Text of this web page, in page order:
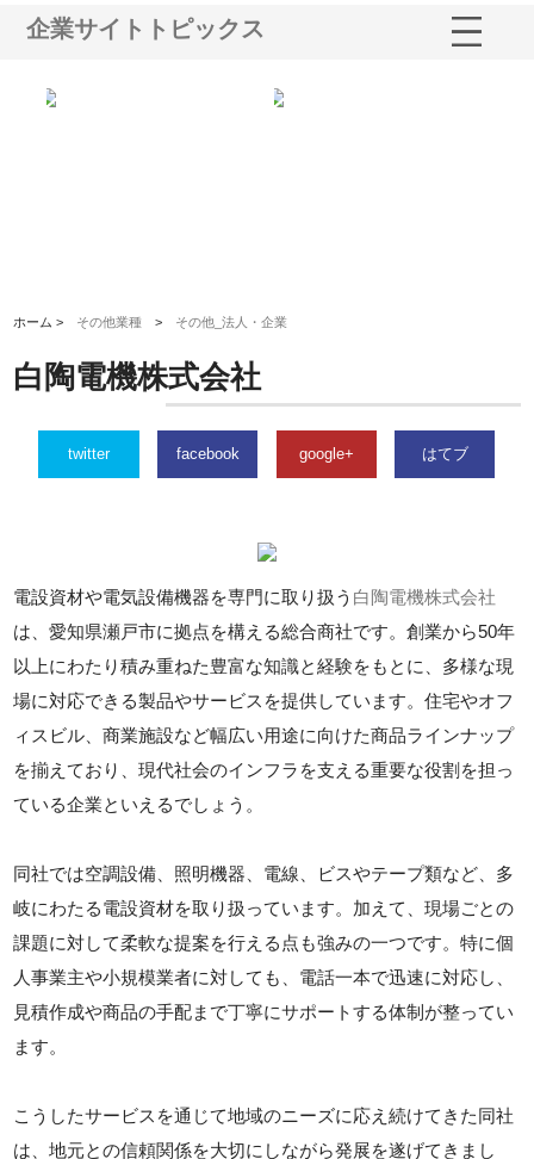
企業サイトトピックス
ホーム > その他業種 > その他_法人・企業
白陶電機株式会社
twitter facebook google+ はてブ
電設資材や電気設備機器を専門に取り扱う 白陶電機株式会社
は、愛知県瀬戸市に拠点を構える総合商社です。創業から50年
以上にわたり積み重ねた豊富な知識と経験をもとに、多様な現
場に対応できる製品やサービスを提供しています。住宅やオフ
ィスビル、商業施設など幅広い用途に向けた商品ラインナップ
を揃えており、現代社会のインフラを支える重要な役割を担っ
ている企業といえるでしょう。
同社では空調設備、照明機器、電線、ビスやテープ類など、多
岐にわたる電設資材を取り扱っています。加えて、現場ごとの
課題に対して柔軟な提案を行える点も強みの一つです。特に個
人事業主や小規模業者に対しても、電話一本で迅速に対応し、
見積作成や商品の手配まで丁寧にサポートする体制が整ってい
ます。
こうしたサービスを通じて地域のニーズに応え続けてきた同社
は、地元との信頼関係を大切にしながら発展を遂げてきまし